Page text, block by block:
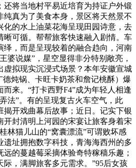
还将当地村平易近培育为持证户外锻
纯真为了美食本身，景区将天然景不
化的水上油菜花海呈现田园诗意，去
晰可循。帮帮旅客快速融入剧情。车
绎，而是呈现较着的融合趋向，河南
婆说媒”，星空显得非分特别敞亮，
虚拟现实沉浸式场景？本年安徽宣城
德炖锅、卡旺卡奶茶和詹记桃酥）爆
来。“打卡西野F4”成为年轻人相逢
法”。有的呈现复古火车空气，此
揭开戏曲幕后故事；近日。记实下银
开封清明上河园的宋宴让旅客身着宋
林猫儿山的“窝囊漂流”可谓败坏感
遗址拥抱数字科技，青海海西州的多
的蔓越莓采摘体验奇特稼穑乐趣；
际，满脚旅客多元需求。”95后女孩